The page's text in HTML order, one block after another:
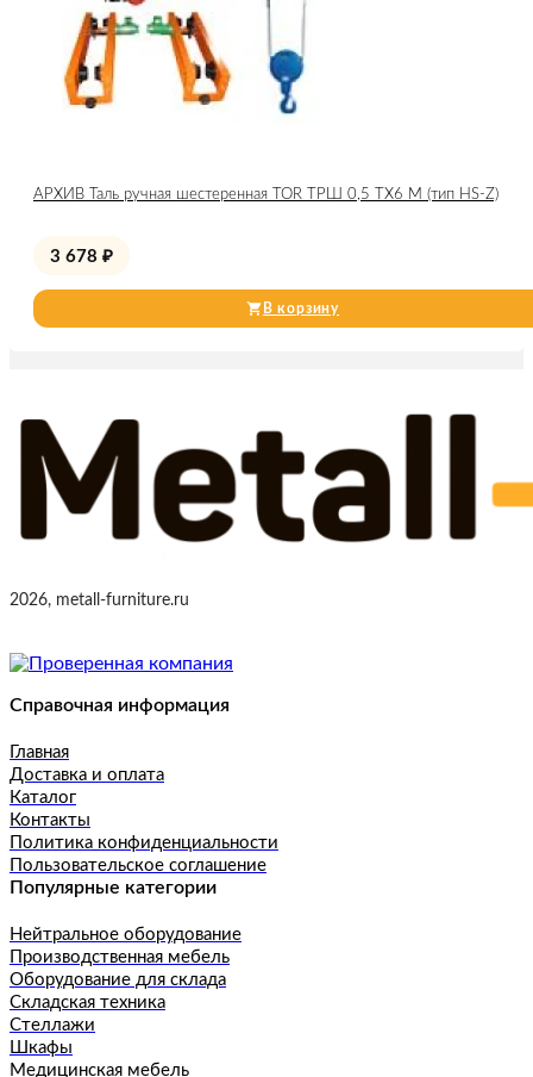
АРХИВ Таль ручная шестеренная TOR ТРШ 0,5 ТХ6 М (тип HS-Z)
3 678 ₽
В корзину
2026, metall-furniture.ru
Справочная информация
Главная
Доставка и оплата
Каталог
Контакты
Политика конфиденциальности
Пользовательское соглашение
Популярные категории
Нейтральное оборудование
Производственная мебель
Оборудование для склада
Складская техника
Стеллажи
Шкафы
Медицинская мебель